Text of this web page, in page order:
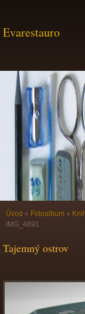
Evarestauro
Úvod » Fotoalbum »
IMG_4891
Tajemný ostrov